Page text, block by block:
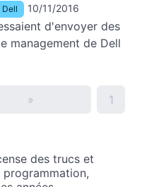
Dell 10/11/2016
d'envoyer des
management de Dell
» 1
des trucs et